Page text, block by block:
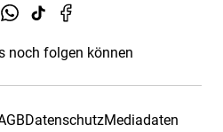
noch folgen können
DatenschutzMediadaten